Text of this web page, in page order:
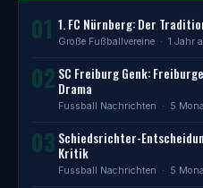
01 1. FC Nürnberg: Der
Große Fußballvereine · 1 Jahr
02 SC Freiburg Genk:
Drama
Fussball Nachrichten · 5
03 Schiedsrichter-
Kritik
Fussball Nachrichten · 5